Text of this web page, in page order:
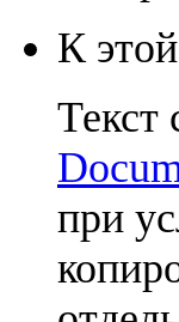
К
Текст
при